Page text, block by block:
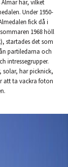
här, vilket
Under 1950-
fick då i
1968 höll
startades det som
partiledarna och
intressegrupper.
solar, har picknick,
att ta vackra foton